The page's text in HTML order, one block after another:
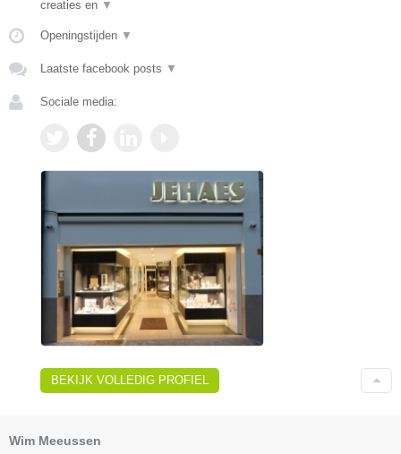
creaties en ▼
Openingstijden ▼
Laatste facebook posts ▼
Sociale media:
BEKIJK VOLLEDIG PROFIEL
Wim Meeussen